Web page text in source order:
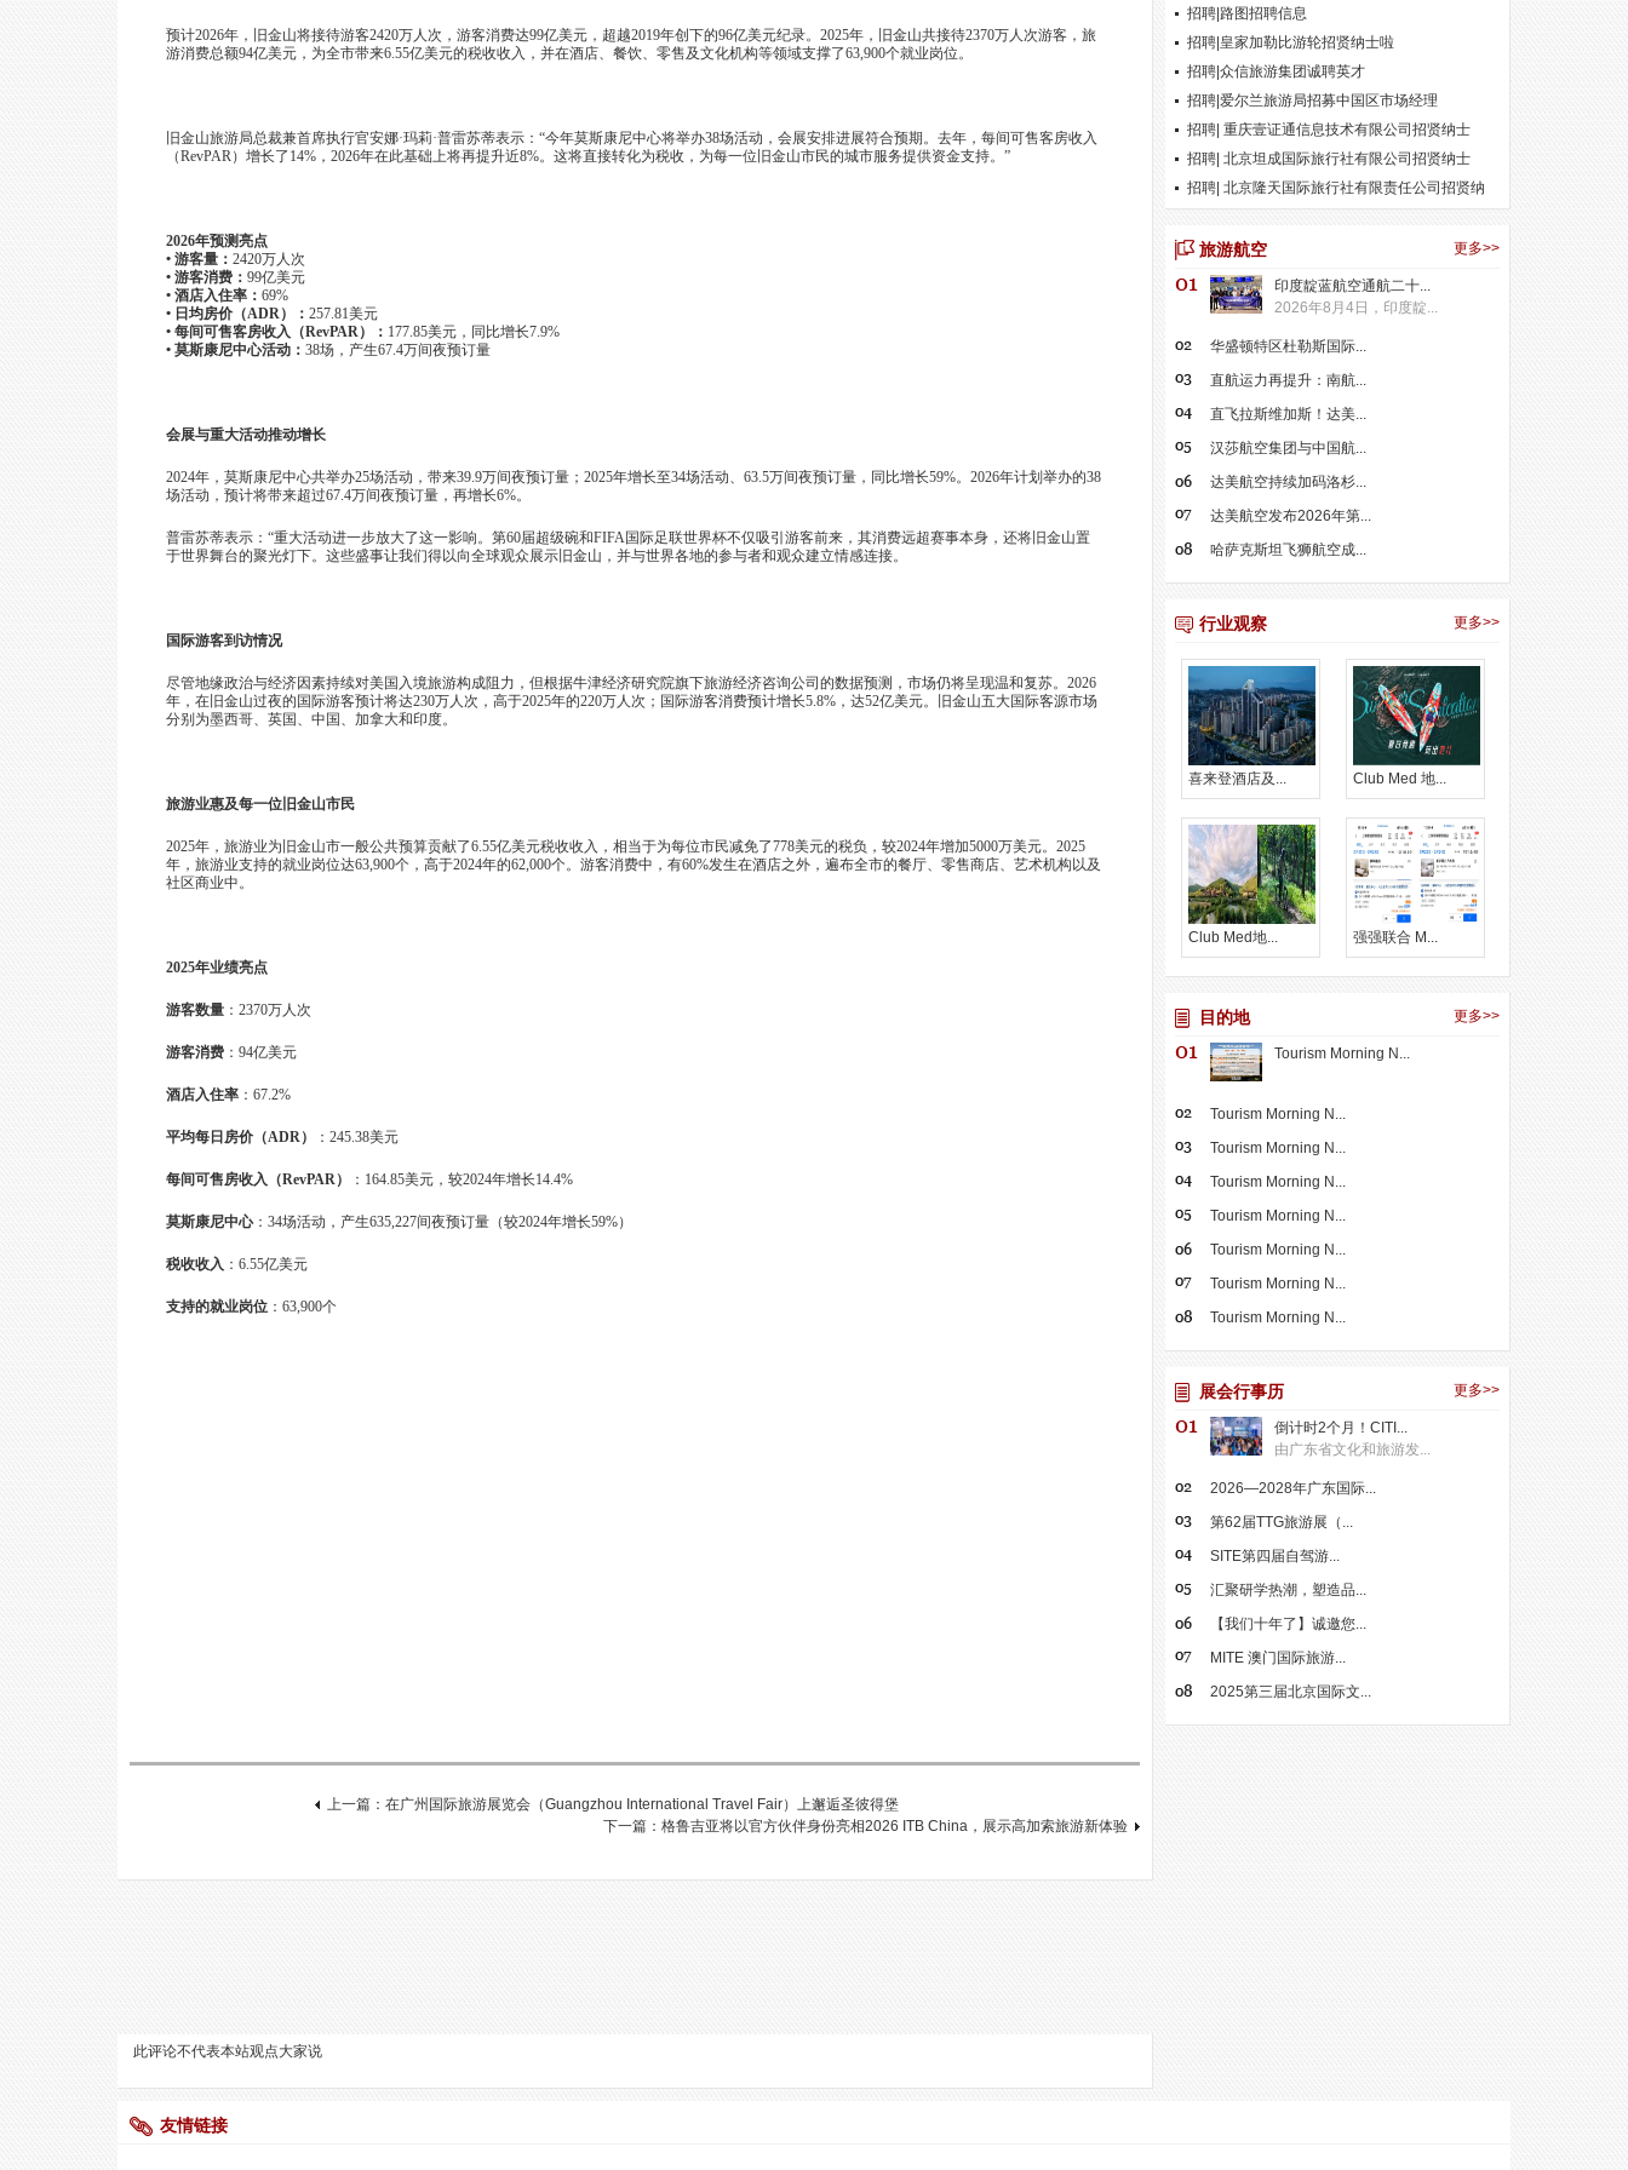
预计2026年，旧金山将接待游客2420万人次，游客消费达99亿美元，超越2019年创下的96亿美元纪录。2025年，旧金山共接待2370万人次游客，旅
游消费总额94亿美元，为全市带来6.55亿美元的税收收入，并在酒店、餐饮、零售及文化机构等领域支撑了63,900个就业岗位。
旧金山旅游局总裁兼首席执行官安娜·玛莉·普雷苏蒂表示：“今年莫斯康尼中心将举办38场活动，会展安排进展符合预期。去年，每间可售客房收入
（RevPAR）增长了14%，2026年在此基础上将再提升近8%。这将直接转化为税收，为每一位旧金山市民的城市服务提供资金支持。”
2026年预测亮点
• 游客量： 2420万人次
• 游客消费： 99亿美元
• 酒店入住率： 69%
• 日均房价（ADR）： 257.81美元
• 每间可售客房收入（RevPAR）： 177.85美元，同比增长7.9%
• 莫斯康尼中心活动： 38场，产生67.4万间夜预订量
会展与重大活动推动增长
2024年，莫斯康尼中心共举办25场活动，带来39.9万间夜预订量；2025年增长至34场活动、63.5万间夜预订量，同比增长59%。2026年计划举办的38
场活动，预计将带来超过67.4万间夜预订量，再增长6%。
普雷苏蒂表示：“重大活动进一步放大了这一影响。第60届超级碗和FIFA国际足联世界杯不仅吸引游客前来，其消费远超赛事本身，还将旧金山置
于世界舞台的聚光灯下。这些盛事让我们得以向全球观众展示旧金山，并与世界各地的参与者和观众建立情感连接。
国际游客到访情况
尽管地缘政治与经济因素持续对美国入境旅游构成阻力，但根据牛津经济研究院旗下旅游经济咨询公司的数据预测，市场仍将呈现温和复苏。2026
年，在旧金山过夜的国际游客预计将达230万人次，高于2025年的220万人次；国际游客消费预计增长5.8%，达52亿美元。旧金山五大国际客源市场
分别为墨西哥、英国、中国、加拿大和印度。
旅游业惠及每一位旧金山市民
2025年，旅游业为旧金山市一般公共预算贡献了6.55亿美元税收收入，相当于为每位市民减免了778美元的税负，较2024年增加5000万美元。2025
年，旅游业支持的就业岗位达63,900个，高于2024年的62,000个。游客消费中，有60%发生在酒店之外，遍布全市的餐厅、零售商店、艺术机构以及
社区商业中。
2025年业绩亮点
游客数量 ：2370万人次
游客消费 ：94亿美元
酒店入住率 ：67.2%
平均每日房价（ADR） ：245.38美元
每间可售房收入（RevPAR） ：164.85美元，较2024年增长14.4%
莫斯康尼中心：34场活动，产生635,227间夜预订量（较2024年增长59%）
税收收入 ：6.55亿美元
支持的就业岗位 ：63,900个
上一篇：在广州国际旅游展览会（Guangzhou International Travel Fair）上邂逅圣彼得堡
下一篇：格鲁吉亚将以官方伙伴身份亮相2026 ITB China，展示高加索旅游新体验
此评论不代表本站观点大家说
招聘|路图招聘信息
招聘|皇家加勒比游轮招贤纳士啦
招聘|众信旅游集团诚聘英才
招聘|爱尔兰旅游局招募中国区市场经理
招聘| 重庆壹证通信息技术有限公司招贤纳士
招聘| 北京坦成国际旅行社有限公司招贤纳士
招聘| 北京隆天国际旅行社有限责任公司招贤纳
更多>>
旅游航空
印度靛蓝航空通航二十...
2026年8月4日，印度靛...
华盛顿特区杜勒斯国际...
直航运力再提升：南航...
直飞拉斯维加斯！达美...
汉莎航空集团与中国航...
达美航空持续加码洛杉...
达美航空发布2026年第...
哈萨克斯坦飞狮航空成...
更多>>
行业观察
喜来登酒店及... Club Med 地...
Club Med地... 强强联合 M...
更多>>
目的地
Tourism Morning N...
Tourism Morning N...
Tourism Morning N...
Tourism Morning N...
Tourism Morning N...
Tourism Morning N...
Tourism Morning N...
Tourism Morning N...
更多>>
展会行事历
倒计时2个月！CITI...
由广东省文化和旅游发...
2026—2028年广东国际...
第62届TTG旅游展（...
SITE第四届自驾游...
汇聚研学热潮，塑造品...
【我们十年了】诚邀您...
MITE 澳门国际旅游...
2025第三届北京国际文...
友情链接